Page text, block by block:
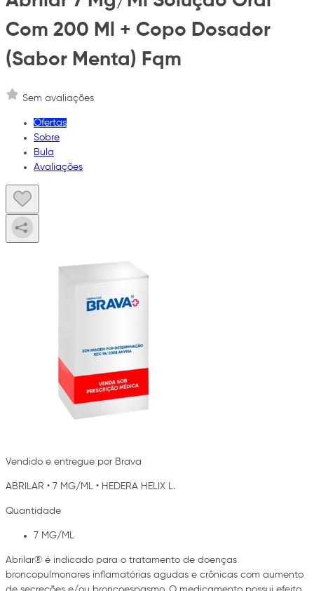
Com 200 Ml + Copo Dosador
(Sabor Menta) Fqm
Sem avaliações
Ofertas
Sobre
Bula
Avaliações
Vendido e entregue por Brava
ABRILAR • 7 MG/ML • HEDERA HELIX L.
Quantidade
7 MG/ML
Abrilar® é indicado para o tratamento de doenças
broncopulmonares inflamatórias agudas e crônicas com aumento